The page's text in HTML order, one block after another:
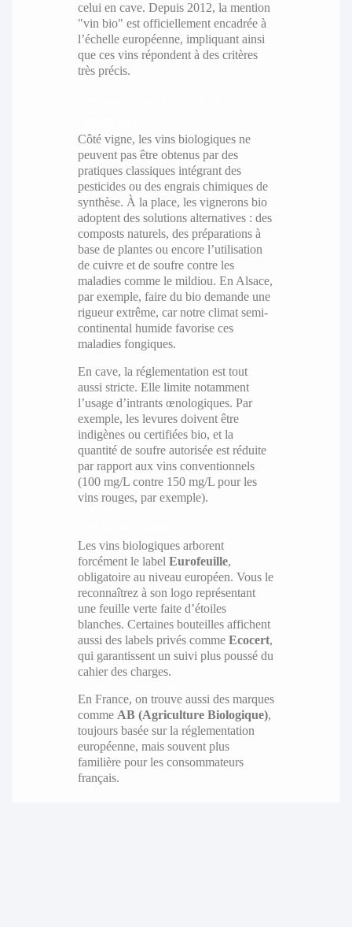
celui en cave. Depuis 2012, la mention
"vin bio" est officiellement encadrée à
l’échelle européenne, impliquant ainsi
que ces vins répondent à des critères
très précis.
Côté vigne, les vins biologiques ne
peuvent pas être obtenus par des
pratiques classiques intégrant des
pesticides ou des engrais chimiques de
synthèse. À la place, les vignerons bio
adoptent des solutions alternatives : des
composts naturels, des préparations à
base de plantes ou encore l’utilisation
de cuivre et de soufre contre les
maladies comme le mildiou. En Alsace,
par exemple, faire du bio demande une
rigueur extrême, car notre climat semi-
continental humide favorise ces
maladies fongiques.
En cave, la réglementation est tout
aussi stricte. Elle limite notamment
l’usage d’intrants œnologiques. Par
exemple, les levures doivent être
indigènes ou certifiées bio, et la
quantité de soufre autorisée est réduite
par rapport aux vins conventionnels
(100 mg/L contre 150 mg/L pour les
vins rouges, par exemple).
Les vins biologiques arborent
forcément le label Eurofeuille,
obligatoire au niveau européen. Vous le
reconnaîtrez à son logo représentant
une feuille verte faite d’étoiles
blanches. Certaines bouteilles affichent
aussi des labels privés comme Ecocert,
qui garantissent un suivi plus poussé du
cahier des charges.
En France, on trouve aussi des marques
comme AB (Agriculture Biologique),
toujours basée sur la réglementation
européenne, mais souvent plus
familière pour les consommateurs
français.